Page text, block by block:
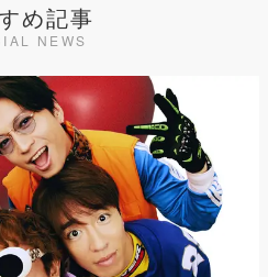
め記事
NEWS